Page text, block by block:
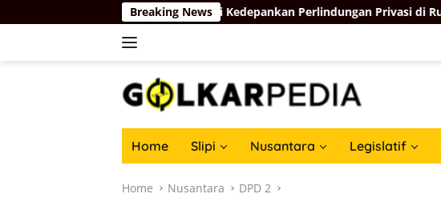
to
Breaking News
Langkah Komdigi Kedepankan Perlindungan Privasi di Ruang Digital
Home Slipi Nusantara Legislatif
Home Nusantara DPD 2